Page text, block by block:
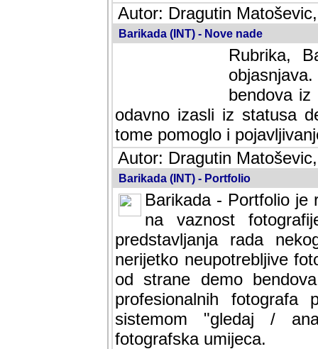
Autor: Dragutin
Barikada (INT) - Nove nade
Rubrika,
bendova
odavno izasli iz statusa
tome pomoglo i
Autor: Dragutin
Barikada (INT) - Portfolio
Barikada - Portfolio je
na vaznost
predstavljanja rada
nerijetko neupotrebljive
od strane demo
profesionalnih fotografa
sistemom "gledaj /
fotografska umijeca.